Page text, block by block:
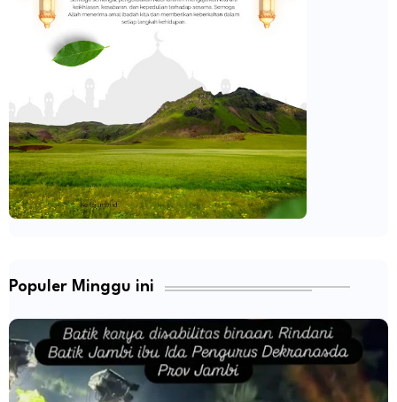
Populer Minggu ini